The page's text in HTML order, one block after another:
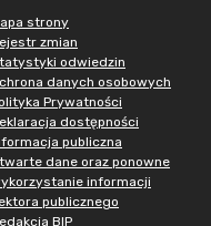
strony
zmian
odwiedzin
danych osobowych
Prywatności
dostępności
publiczna
dane oraz ponowne
informacji
publicznego
BIP